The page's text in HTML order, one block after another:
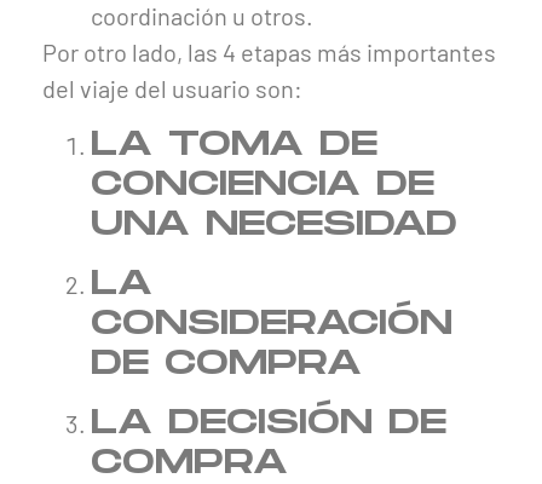
coordinación u otros.
Por otro lado, las 4 etapas más importantes
del viaje del usuario son:
LA TOMA DE
CONCIENCIA DE
UNA NECESIDAD
LA
CONSIDERACIÓN
DE COMPRA
LA DECISIÓN DE
COMPRA